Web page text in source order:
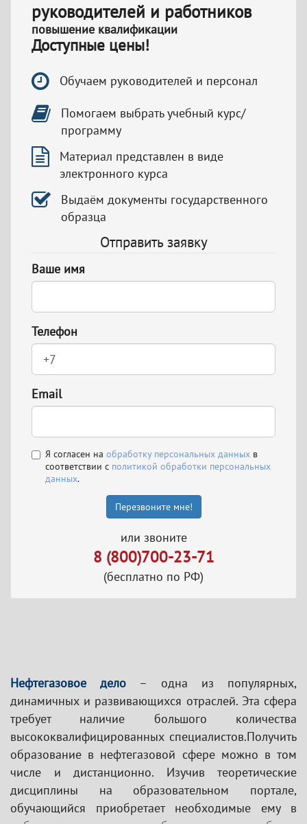
руководителей и работников
повышение квалификации
Доступные цены!
Обучаем руководителей и персонал
Помогаем выбрать учебный курс/
программу
Материал представлен в виде
электронного курса
Выдаём документы государственного
образца
Отправить заявку
Ваше имя
Телефон
Email
Я согласен на обработку персональных данных в
соответствии с политикой обработки персональных
данных.
Перезвоните мне!
или звоните
8 (800)700-23-71
(бесплатно по РФ)
Нефтегазовое дело – одна из популярных,
динамичных и развивающихся отраслей. Эта сфера
требует наличие большого количества
высококвалифицированных специалистов.Получить
образование в нефтегазовой сфере можно в том
числе и дистанционно. Изучив теоретические
дисциплины на образовательном портале,
обучающийся приобретает необходимые ему в